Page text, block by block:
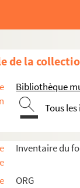
de la
Bibliothèque
Tous
Inventaire du
ORG